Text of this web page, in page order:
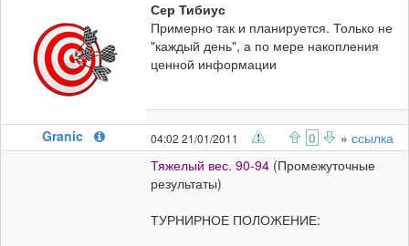
Сер Тибиус
Примерно так и планируется. Только не
"каждый день", а по мере накопления
ценной информации
Granic 04:02 21/01/2011 0 » ссылка
Тяжелый вес. 90-94 (Промежуточные
результаты)
ТУРНИРНОЕ ПОЛОЖЕНИЕ: